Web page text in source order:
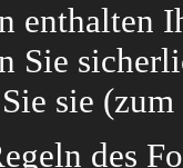
enthalten
Sie
sie
des